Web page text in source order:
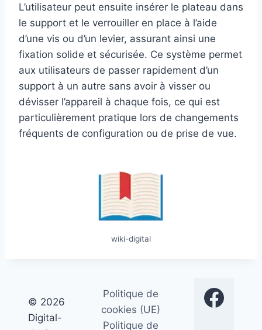
L’utilisateur peut ensuite insérer le plateau dans
le support et le verrouiller en place à l’aide
d’une vis ou d’un levier, assurant ainsi une
fixation solide et sécurisée. Ce système permet
aux utilisateurs de passer rapidement d’un
support à un autre sans avoir à visser ou
dévisser l’appareil à chaque fois, ce qui est
particulièrement pratique lors de changements
fréquents de configuration ou de prise de vue.
wiki-digital
© 2026
Digital-
Politique de
cookies (UE)
Politique de